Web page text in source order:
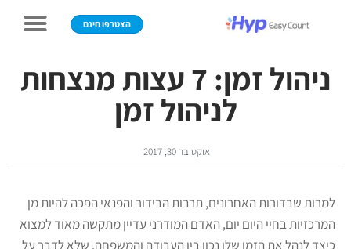
הצטרפו חינם
ניהול זמן: 7 עצות מנצחות
לניהול זמן
אוקטובר 30, 2017
למרות שבדורות האחרונים, תרבות הבידור והפנאי הפכה להיות מן
המרכזיות בחיי היום יום, האדם המודרני עדיין מתקשה מאוד למצוא
כיצד לנהל את הזמן שלו נכון בין העבודה והמשפחה, שלא לדבר על